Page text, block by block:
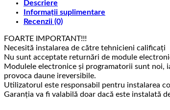
Descriere
Informații suplimentare
Recenzii (0)
FOARTE IMPORTANT!!!
Necesită instalarea de către tehnicieni calificați
Nu sunt acceptate returnări de module
Modulele electronice și programatorii sunt noi,
provoca daune ireversibile.
Utilizatorul este responsabil pentru instalarea
Garanția va fi valabilă doar dacă este instalată